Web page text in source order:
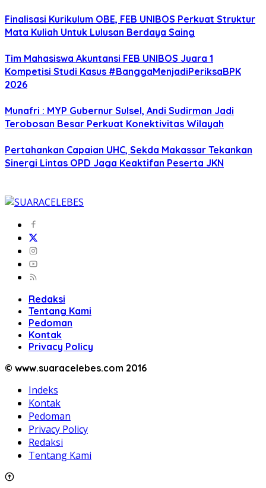
Finalisasi Kurikulum OBE, FEB UNIBOS Perkuat Struktur
Mata Kuliah Untuk Lulusan Berdaya Saing
Tim Mahasiswa Akuntansi FEB UNIBOS Juara 1
Kompetisi Studi Kasus #BanggaMenjadiPeriksaBPK
2026
Munafri : MYP Gubernur Sulsel, Andi Sudirman Jadi
Terobosan Besar Perkuat Konektivitas Wilayah
Pertahankan Capaian UHC, Sekda Makassar Tekankan
Sinergi Lintas OPD Jaga Keaktifan Peserta JKN
Redaksi
Tentang Kami
Pedoman
Kontak
Privacy Policy
© www.suaracelebes.com 2016
Indeks
Kontak
Pedoman
Privacy Policy
Redaksi
Tentang Kami